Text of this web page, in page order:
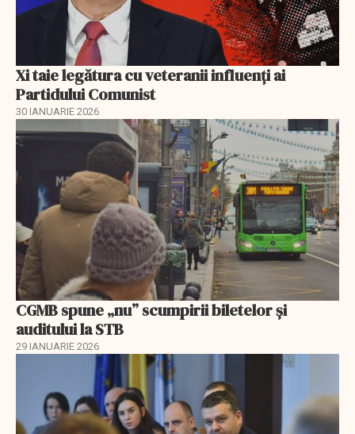
Xi taie legătura cu veteranii influenți ai
Partidului Comunist
30 IANUARIE 2026
CGMB spune „nu” scumpirii biletelor și
auditului la STB
29 IANUARIE 2026